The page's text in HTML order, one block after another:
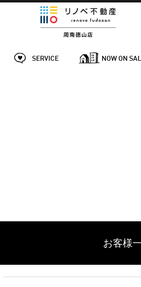
SERVICE NOW ON
お客様